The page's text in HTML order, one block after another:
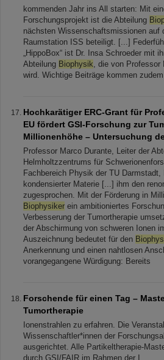
kommenden Jahr ins All starten: Mit
Forschungsprojekt ist die Abteilung
nächsten Wissenschaftsmissionen auf
Raumstation ISS beteiligt. [...]
„HippoBox“ ist Dr. Insa Schroeder mit
Abteilung Biophysik, die von Professor
wird. Wichtige Beiträge kommen
Hochkarätiger ERC-Grant für
EU fördert GSI-Forschung zur
Millionenhöhe – Untersuchung
Professor Marco Durante, Leiter der
Helmholtzzentrums für
Fachbereich Physik der TU
kondensierter Materie [...] ihm den
zugesprochen. Mit der Förderung in
Biophysiker ein ambitioniertes
Verbesserung der Tumortherapie
der Abschirmung von schweren Ionen
Auszeichnung bedeutet für den
Anerkennung und einen nahtlosen
vorangegangene Würdigung: Bereits
Forschende für einen Tag –
Tumortherapie
Ionenstrahlen zu erfahren. Die
Wissenschaftler*innen der
ausgerichtet. Alle Partikeltherapie-
durch GSI/FAIR im Rahmen der I